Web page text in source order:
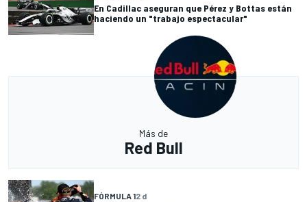
En Cadillac aseguran que Pérez y Bottas están
haciendo un "trabajo espectacular"
Más de
Red Bull
FÓRMULA 12 d